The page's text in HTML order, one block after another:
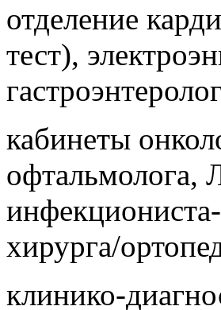
отделение
тест),
кабинеты
офтальмолога,
хирурга/
клинико-